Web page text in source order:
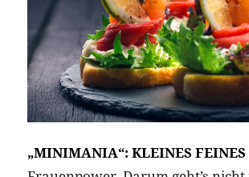
„MINIMANIA“: KLEINES FEINES